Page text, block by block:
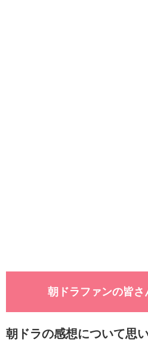
朝ドラファンの皆さ
朝ドラの感想について思